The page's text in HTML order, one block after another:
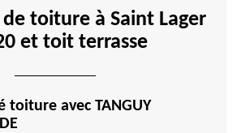
toiture à Saint Lager
et toit terrasse
toiture avec TANGUY